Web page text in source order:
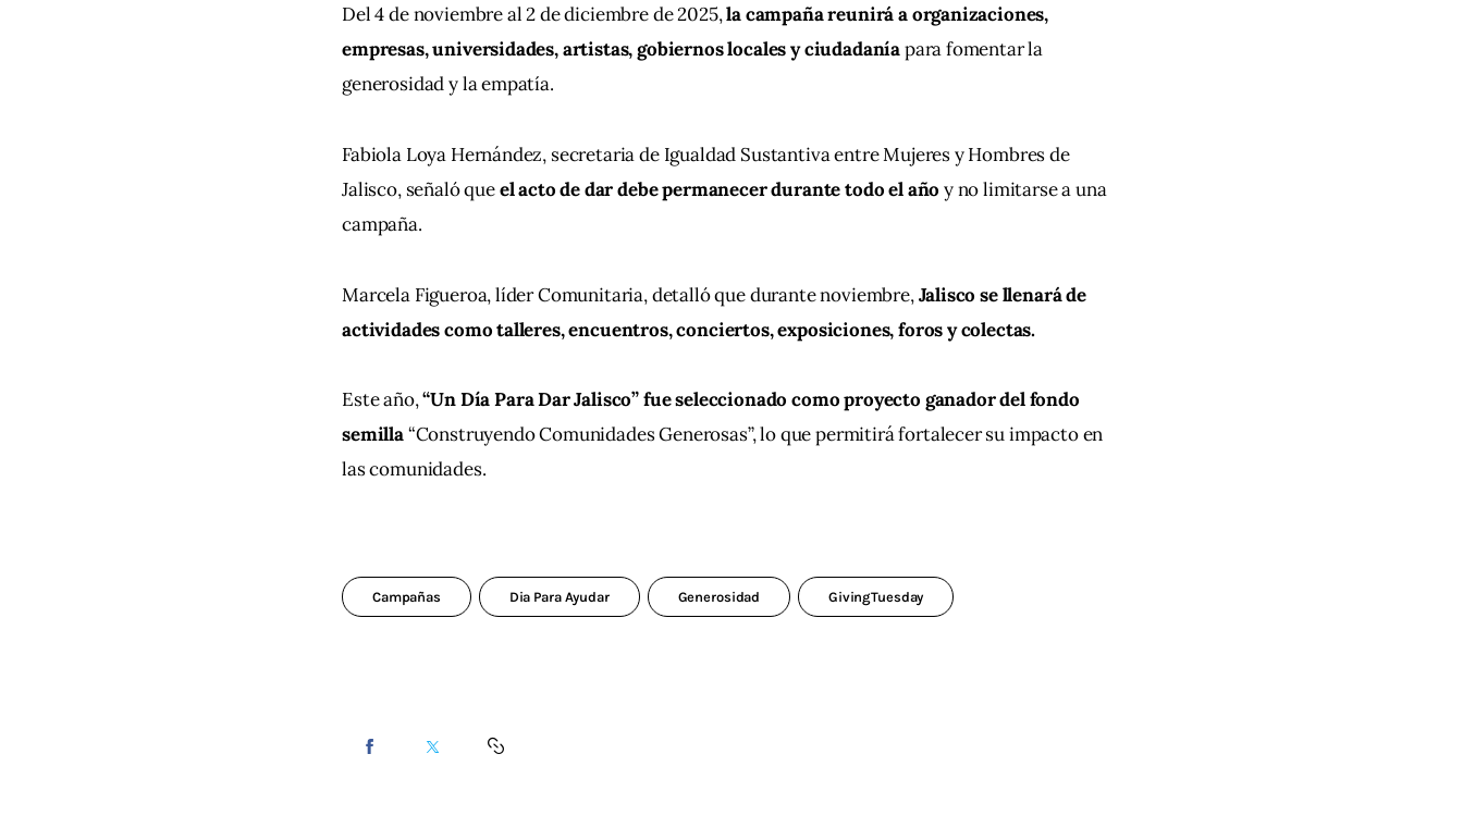
Del 4 de noviembre al 2 de diciembre de 2025, la campaña reunirá a organizaciones,
empresas, universidades, artistas, gobiernos locales y ciudadanía para fomentar la
generosidad y la empatía.
Fabiola Loya Hernández, secretaria de Igualdad Sustantiva entre Mujeres y Hombres de
Jalisco, señaló que el acto de dar debe permanecer durante todo el año y no limitarse a una
campaña.
Marcela Figueroa, líder Comunitaria, detalló que durante noviembre, Jalisco se llenará de
actividades como talleres, encuentros, conciertos, exposiciones, foros y colectas.
Este año, “Un Día Para Dar Jalisco” fue seleccionado como proyecto ganador del fondo
semilla “Construyendo Comunidades Generosas”, lo que permitirá fortalecer su impacto en
las comunidades.
Campañas Dia Para Ayudar Generosidad GivingTuesday